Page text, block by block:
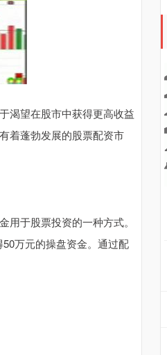
渴望在股市中获得更高收益
着蓬勃发展的股票配资市
于股票投资的一种方式。
万元的操盘资金。通过配